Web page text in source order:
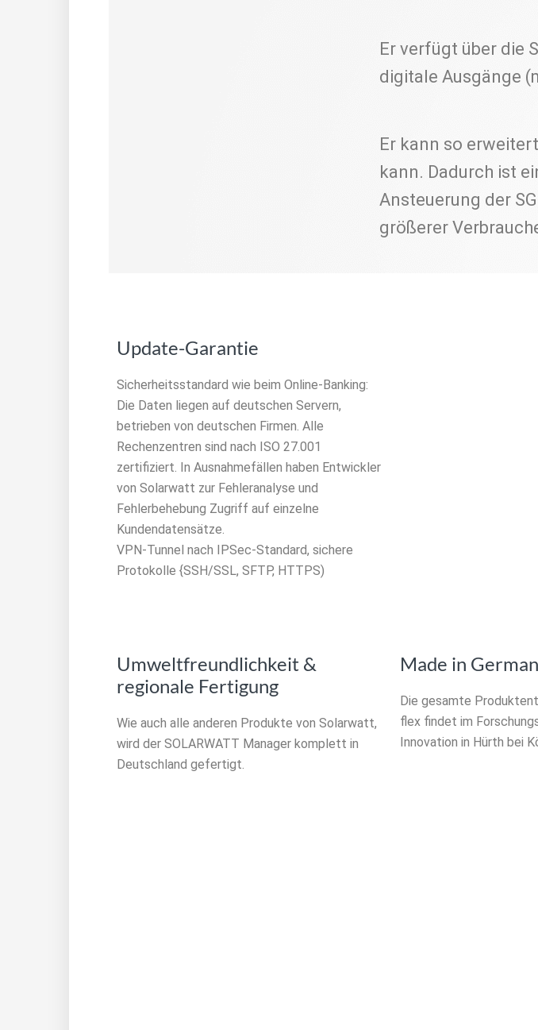
Er verfügt über die
digitale Ausgänge
Er kann so
kann. Dadurch ist
Ansteuerung der
größerer
Update-Garantie
Sicherheitsstandard wie beim Online-Banking:
Die Daten liegen auf deutschen Servern,
betrieben von deutschen Firmen. Alle
Rechenzentren sind nach ISO 27.001
zertifiziert. In Ausnahmefällen haben Entwickler
von Solarwatt zur Fehleranalyse und
Fehlerbehebung Zugriff auf einzelne
Kundendatensätze.
VPN-Tunnel nach IPSec-Standard, sichere
Protokolle {SSH/SSL, SFTP, HTTPS)
Umweltfreundlichkeit &
regionale Fertigung
Wie auch alle anderen Produkte von Solarwatt,
wird der SOLARWATT Manager komplett in
Deutschland gefertigt.
Made in
Die gesamte
flex findet im
Innovation in Hürth bei